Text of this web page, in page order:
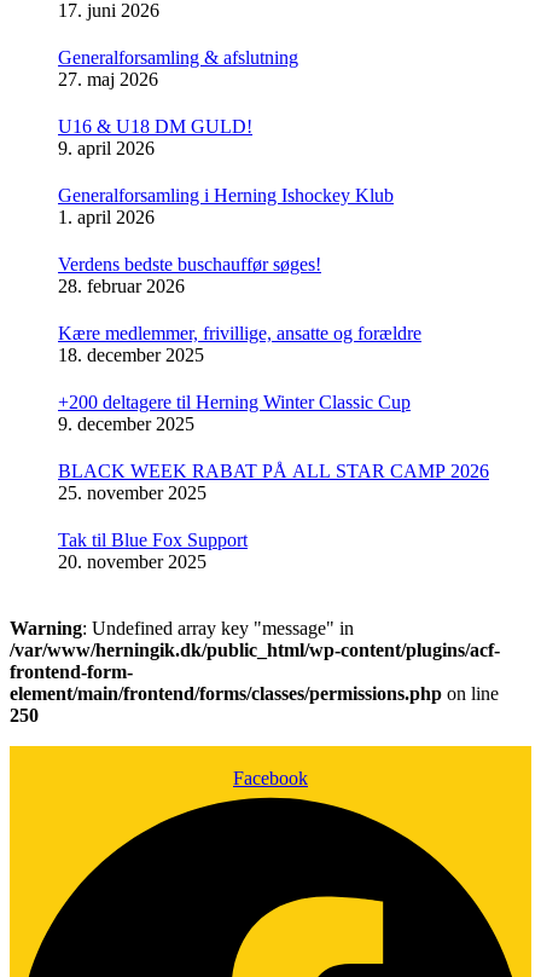
17. juni 2026
Generalforsamling & afslutning
27. maj 2026
U16 & U18 DM GULD!
9. april 2026
Generalforsamling i Herning Ishockey Klub
1. april 2026
Verdens bedste buschauffør søges!
28. februar 2026
Kære medlemmer, frivillige, ansatte og forældre
18. december 2025
+200 deltagere til Herning Winter Classic Cup
9. december 2025
BLACK WEEK RABAT PÅ ALL STAR CAMP 2026
25. november 2025
Tak til Blue Fox Support
20. november 2025
Warning: Undefined array key "message" in
/var/www/herningik.dk/public_html/wp-content/plugins/acf-
frontend-form-
element/main/frontend/forms/classes/permissions.php on line
250
Facebook